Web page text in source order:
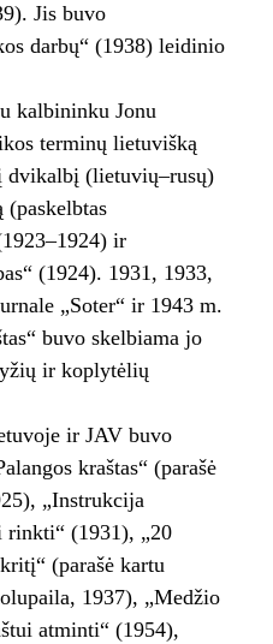
Jis buvo
darbų“ (1938) leidinio
kalbininku Jonu
terminų lietuvišką
dvikalbį (lietuvių–rusų)
ir
(1924). 1931, 1933,
„Soter“ ir 1943 m.
buvo skelbiama jo
ir koplytėlių
ir JAV buvo
kraštas“ (parašė
„Instrukcija
rinkti“ (1931), „20
(parašė kartu
1937), „Medžio
atminti“ (1954),